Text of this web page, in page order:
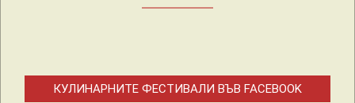
КУЛИНАРНИТЕ ФЕСТИВАЛИ ВЪВ FACEBOOK